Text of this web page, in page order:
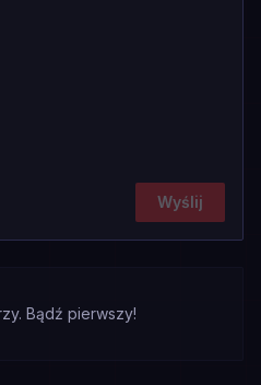
Wyślij
Bądź pierwszy!